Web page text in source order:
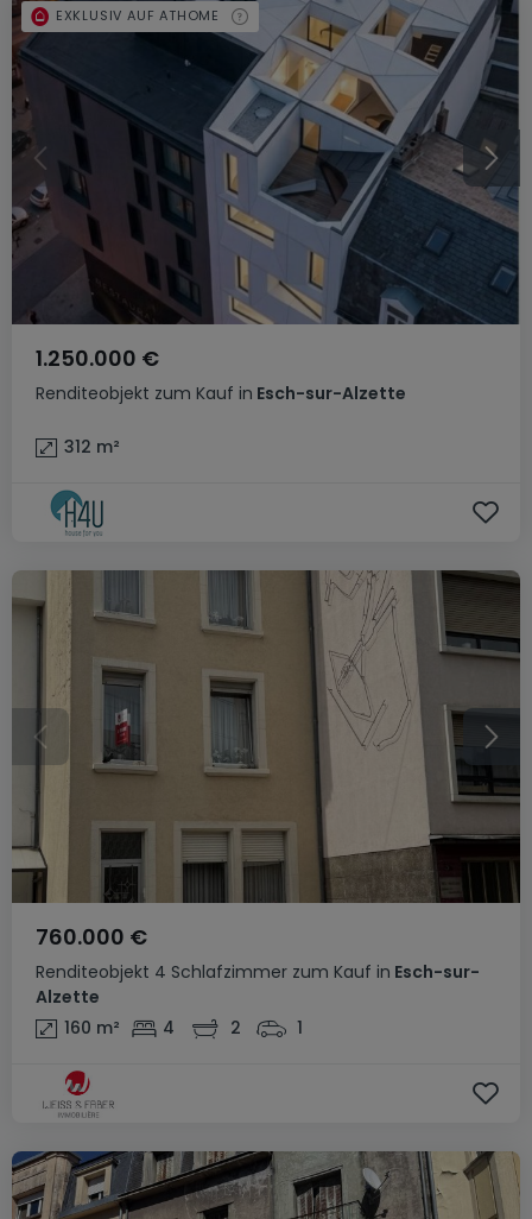
Renditeobjekt zum Kauf in Esch-sur-Alzette
1.250.000 €
312 m²
EXKLUSIV AUF ATHOME
Renditeobjekt 4 Schlafzimmer zum Kauf in Esch-sur-
Alzette
760.000 €
160 m² 4 2 1